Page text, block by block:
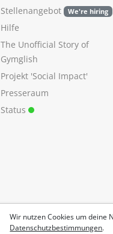
Wir nutzen Cookies um deine
Datenschutzbestimmungen.
Stellenangebot
We're hiring
Hilfe
The Unofficial Story of
Gymglish
Projekt 'Social Impact'
Presseraum
Status